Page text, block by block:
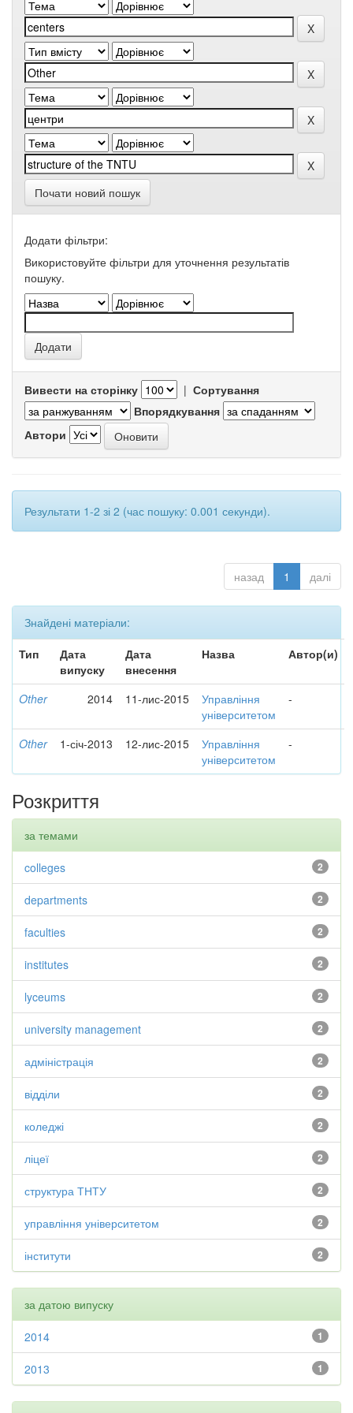
Почати новий пошук
Додати фільтри:
Використовуйте фільтри для уточнення результатів
пошуку.
Вивести на сторінку | Сортування
Впорядкування
Автори
Результати 1-2 зі 2 (час пошуку: 0.001 секунди).
назад 1 далі
Знайдені матеріали:
Тип
Дата
випуску
Дата
внесення
Назва Автор(и)
Other 2014 11-лис-2015
Управління
університетом
-
Other 1-січ-2013 12-лис-2015
Управління
університетом
-
Розкриття
за темами
2
colleges
2
departments
2
faculties
2
institutes
2
lyceums
2
university management
2
адміністрація
2
відділи
2
коледжі
2
ліцеї
2
структура ТНТУ
2
управління університетом
2
інститути
за датою випуску
1
2014
1
2013